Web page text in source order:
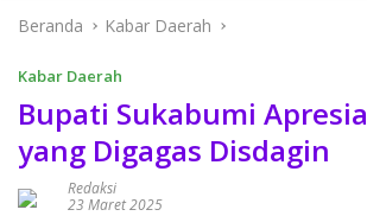
Beranda Kabar Daerah
Kabar Daerah
Bupati Sukabumi
yang Digagas Disdagin
Redaksi
23 Maret 2025